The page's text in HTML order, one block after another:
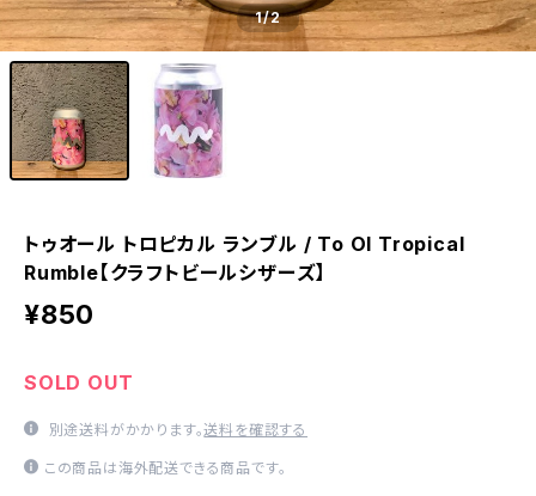
1/2
トゥオール トロピカル ランブル / To Ol Tropical
Rumble【クラフトビールシザーズ】
¥850
SOLD OUT
別途送料がかかります。送料を確認する
この商品は海外配送できる商品です。